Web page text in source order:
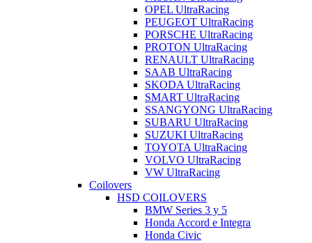
OPEL UltraRacing
PEUGEOT UltraRacing
PORSCHE UltraRacing
PROTON UltraRacing
RENAULT UltraRacing
SAAB UltraRacing
SKODA UltraRacing
SMART UltraRacing
SSANGYONG UltraRacing
SUBARU UltraRacing
SUZUKI UltraRacing
TOYOTA UltraRacing
VOLVO UltraRacing
VW UltraRacing
Coilovers
HSD COILOVERS
BMW Series 3 y 5
Honda Accord e Integra
Honda Civic